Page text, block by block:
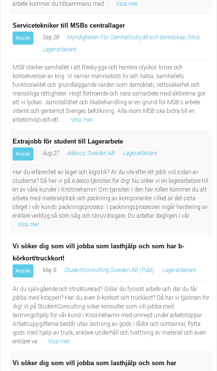
arbete kommer du tillsammans med ...
Visa mer
Servicetekniker till MSBs centrallager
Ansök Sep 28
Myndigheten För Samhällsskydd och Beredskap (Msb
Lagerarbetare
MSB stärker samhället i att förebygga och hantera olyckor, kriser och
konsekvenser av krig. Vi värnar människors liv och hälsa, samhällets
funktionalitet och grundläggande värden som demokrati, rättssäkerhet och
mänskliga rättigheter. Högt förtroende och nära samarbete med aktörerna gör
att vi lyckas. Jämställdhet och likabehandling är en grund för MSB:s arbete
internt och gentemot Sveriges befolkning. Alla inom MSB ska bidra till en
arbetsmiljö och ett ...
Visa mer
Extrajobb för student till Lagerarbete
Ansök Aug 27 Adecco Sweden AB Lagerarbetare
Har du erfarenhet av lager och logistik? Är du ute efter ett jobb vid sidan av
studierna? Då har vi på Adecco tjänsten för dig! Nu söker vi en lagerarbetare till
en av våra kunder i Kristinehamn! Om tjänsten I den här rollen kommer du att
arbeta med materialplock och packning av komponenter vilket är det sista
steget i vår kunds packningsprocess. I packningsprocessen ingår hantering av
enklare verktyg så som såg och skruvdragare. Du arbetar dagligen i vår...
Visa mer
Vi söker dig som vill jobba som lasthjälp och som har b-
körkort/truckkort!
Ansök Maj 8 Studentconsulting Sweden AB (Publ) Lagerarbetare
Är du självgående och strukturerad? Gillar du fysiskt arbete och där du får
jobba med kroppen? Har du även b-körkort och truckkort? Då har vi tjänsten för
dig! Vi på StudentConsulting söker konsulter som vill jobba med
lastningshjälp för vår kund i Kristinehamn med omnejd under arbetstoppar.
Arbetsuppgifterna består utav lastning av gods i lådor och containrar, flytta
gods med hjälp av truck, enklare underhåll och tvättning av material och även
enklare va...
Visa mer
Vi söker dig som vill jobba som lasthjälp och som har